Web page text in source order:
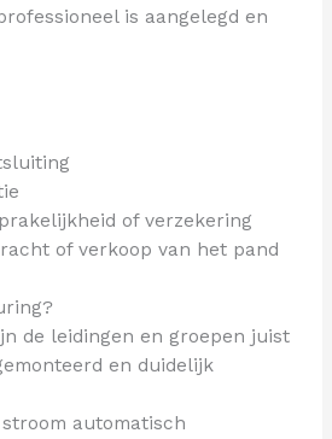
is aangelegd en
of verzekering
of verkoop van het pand
de leidingen en groepen juist
en duidelijk
automatisch